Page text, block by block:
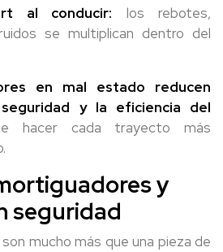
al conducir: los rebotes,
se multiplican dentro del
en mal estado reducen
y la eficiencia del
hacer cada trayecto más
y
seguridad
mucho más que una pieza de